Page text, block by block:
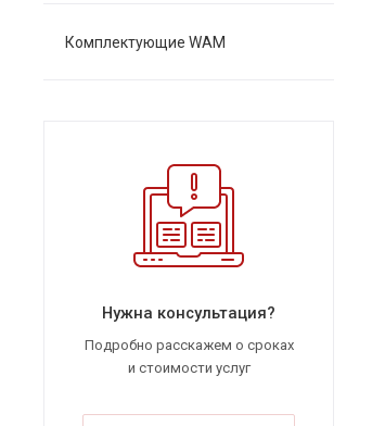
Комплектующие WAM
Нужна консультация?
Подробно расскажем о сроках
и стоимости услуг